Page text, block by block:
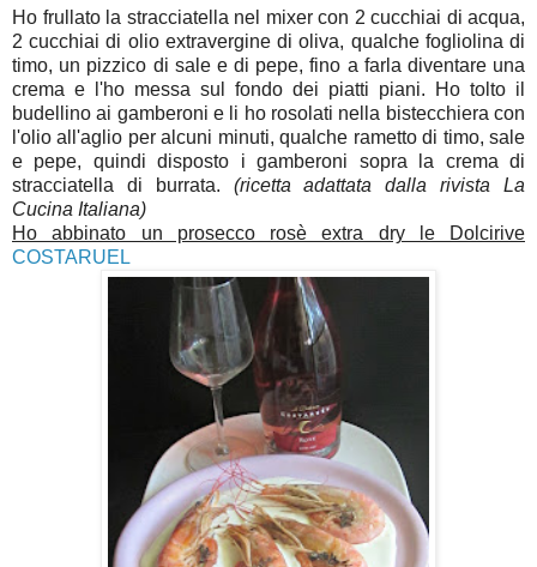
Ho frullato la stracciatella nel mixer con 2 cucchiai di acqua,
2 cucchiai di olio extravergine di oliva, qualche fogliolina di
timo, un pizzico di sale e di pepe, fino a farla diventare una
crema e l'ho messa sul fondo dei piatti piani. Ho tolto il
budellino ai gamberoni e li ho rosolati nella bistecchiera con
l'olio all'aglio per alcuni minuti, qualche rametto di timo, sale
e pepe, quindi disposto i gamberoni sopra la crema di
stracciatella di burrata. (ricetta adattata dalla rivista La
Cucina Italiana)
Ho abbinato un prosecco rosè extra dry le Dolcirive
COSTARUEL